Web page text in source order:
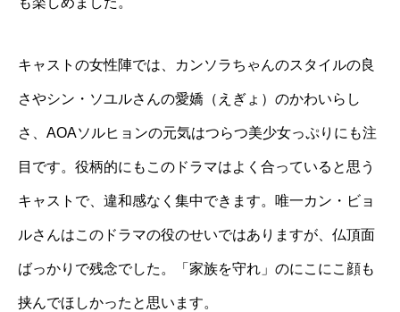
キャストの女性陣では、カンソラちゃんのスタイルの良
さやシン・ソユルさんの愛嬌（えぎょ）のかわいらし
さ、AOAソルヒョンの元気はつらつ美少女っぷりにも注
目です。役柄的にもこのドラマはよく合っていると思う
キャストで、違和感なく集中できます。唯一カン・ビョ
ルさんはこのドラマの役のせいではありますが、仏頂面
ばっかりで残念でした。「家族を守れ」のにこにこ顔も
挟んでほしかったと思います。